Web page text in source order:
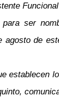
ser
de